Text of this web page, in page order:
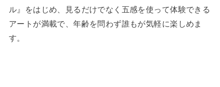
ル』をはじめ、見るだけでなく五感を使って体験できる
アートが満載で、年齢を問わず誰もが気軽に楽しめま
す。